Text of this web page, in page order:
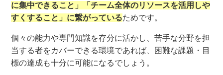
に集中できること」「チーム全体のリソースを活用しや
すくすること」に繋がっているためです。
個々の能力や専門知識を存分に活かし、苦手な分野を担
当する者をカバーできる環境であれば、困難な課題・目
標の達成も十分に可能になるでしょう。